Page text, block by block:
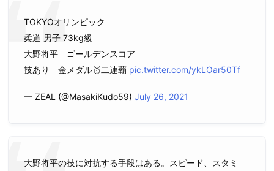
TOKYOオリンピック
柔道 男子 73kg級
大野将平 ゴールデンスコア
技あり 金メダル🥇二連覇 pic.twitter.com/ykLOar50Tf
— ZEAL (@MasakiKudo59) July 26, 2021
大野将平の技に対抗する手段はある。スピード、スタミ